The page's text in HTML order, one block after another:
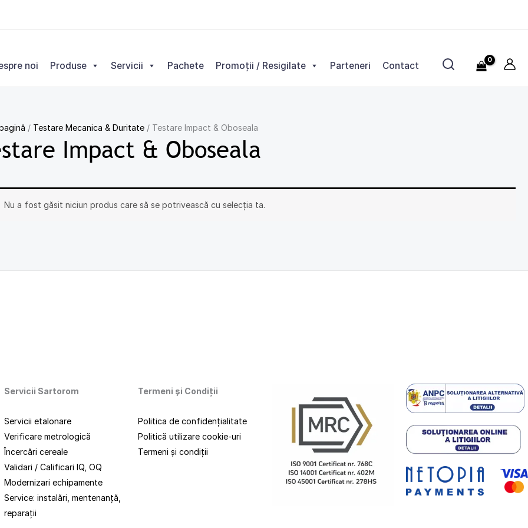
noi Produse Servicii Pachete Promoții / Resigilate Parteneri Contact
/ Testare Mecanica & Duritate / Testare Impact & Oboseala
Impact & Oboseala
Nu a fost găsit niciun produs care să se potrivească cu selecția ta.
Servicii Sartorom
Servicii etalonare
Verificare metrologică
Încercări cereale
Validari / Calificari IQ, OQ
Modernizari echipamente
Service: instalări, mentenanță,
reparații
Termeni și Condiții
Politica de confidențialitate
Politică utilizare cookie-uri
Termeni și condiții